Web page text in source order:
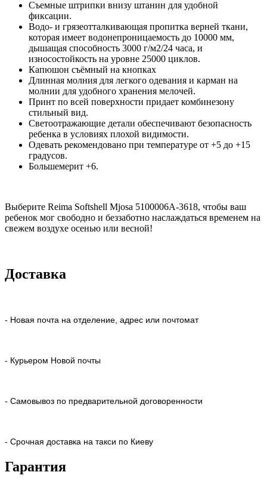
Съемные штрипки внизу штанин для удобной
фиксации.
Водо- и грязеотталкивающая пропитка верней ткани,
которая имеет водонепроницаемость до 10000 мм,
дышащая способность 3000 г/м2/24 часа, и
износостойкость на уровне 25000 циклов.
Капюшон съёмный на кнопках
Длинная молния для легкого одевания и карман на
молнии для удобного хранения мелочей.
Принт по всей поверхности придает комбинезону
стильный вид.
Светоотражающие детали обеспечивают безопасность
ребенка в условиях плохой видимости.
Одевать рекомендовано при температуре от +5 до +15
градусов.
Большемерит +6.
Выберите Reima Softshell Mjosa 5100006A-3618, чтобы ваш
ребенок мог свободно и беззаботно наслаждаться временем на
свежем воздухе осенью или весной!
Доставка
- Новая почта на отделение, адрес или почтомат
- Курьером Новой почты
- Самовывоз по предварительной договоренности
- Срочная доставка на такси по Киеву
Гарантия